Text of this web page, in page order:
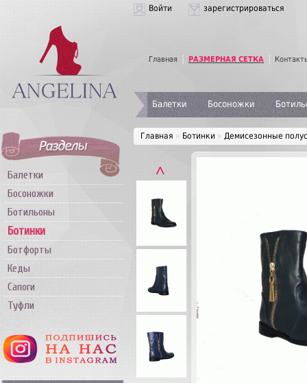
Войти зарегистрироваться
Главная РАЗМЕРНАЯ СЕТКА
Балетки Босоножки
Балетки
Босоножки
Ботильоны
Ботинки
Ботфорты
Кеды
Сапоги
Туфли
Главная » Ботинки » Демисезонные
˄